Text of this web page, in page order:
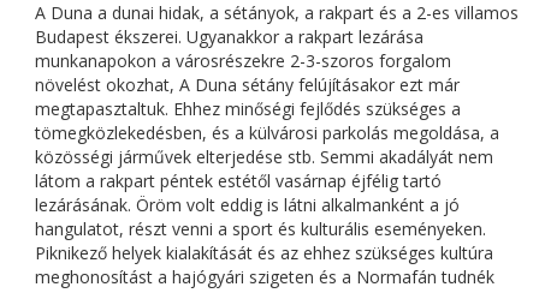
A Duna a dunai hidak, a sétányok, a rakpart és a 2-es villamos
Budapest ékszerei. Ugyanakkor a rakpart lezárása
munkanapokon a városrészekre 2-3-szoros forgalom
növelést okozhat, A Duna sétány felújításakor ezt már
megtapasztaltuk. Ehhez minőségi fejlődés szükséges a
tömegközlekedésben, és a külvárosi parkolás megoldása, a
közösségi járművek elterjedése stb. Semmi akadályát nem
látom a rakpart péntek estétől vasárnap éjfélig tartó
lezárásának. Öröm volt eddig is látni alkalmanként a jó
hangulatot, részt venni a sport és kulturális eseményeken.
Piknikező helyek kialakítását és az ehhez szükséges kultúra
meghonosítást a hajógyári szigeten és a Normafán tudnék